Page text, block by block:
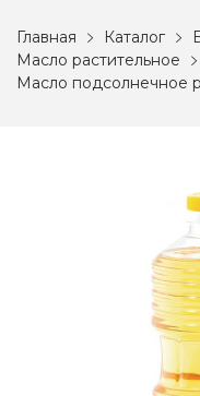
Главная Каталог
Масло растительное
Масло подсолнечное